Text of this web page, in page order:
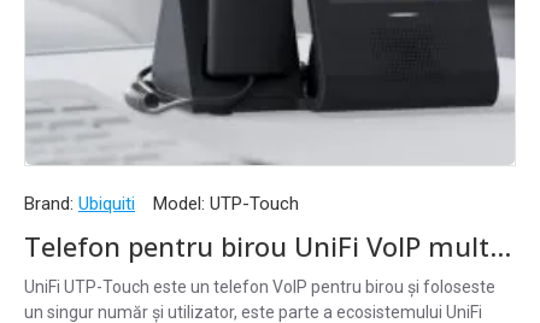
Brand: Ubiquiti Model: UTP-Touch
Telefon pentru birou UniFi VoIP multi-touch cameră Bluetooth WiFi PoE, UTP-Touch
UniFi UTP-Touch este un telefon VoIP pentru birou și foloseste
un singur număr și utilizator, este parte a ecosistemului UniFi